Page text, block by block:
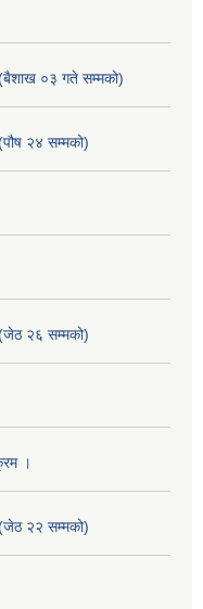
०३ गते सम्मको)
२४ सम्मको)
२६ सम्मको)
।
२२ सम्मको)